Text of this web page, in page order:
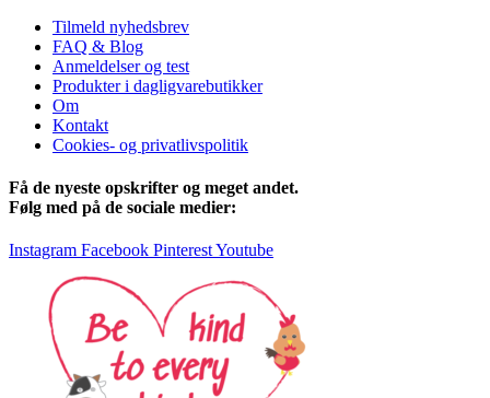
Tilmeld nyhedsbrev
FAQ & Blog
Anmeldelser og test
Produkter i dagligvarebutikker
Om
Kontakt
Cookies- og privatlivspolitik
Få de nyeste opskrifter og meget andet.
Følg med på de sociale medier:
Instagram Facebook PinterestYoutube